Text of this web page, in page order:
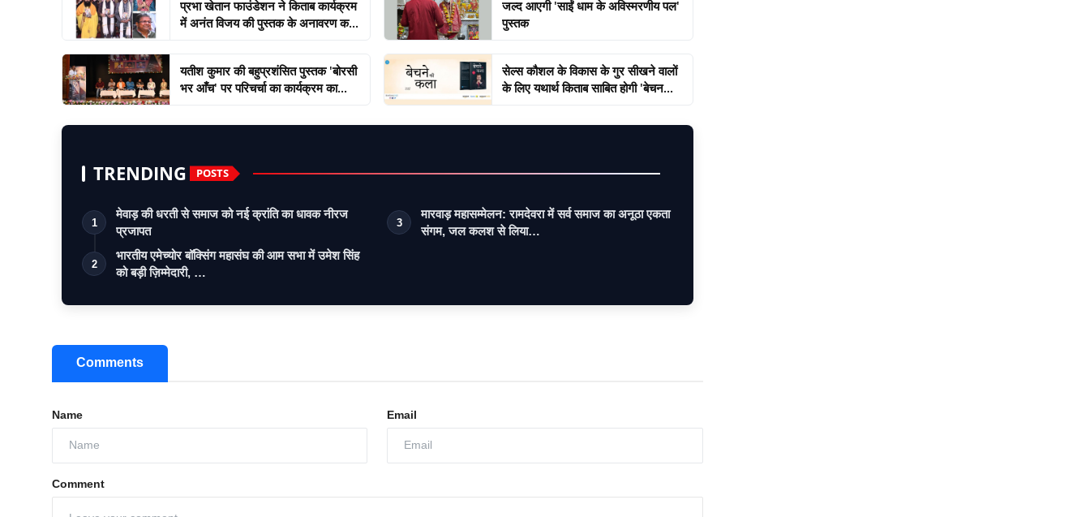
प्रभा खेतान फाउंडेशन ने किताब कार्यक्रम
में अनंत विजय की पुस्तक के अनावरण क...
जल्द आएगी 'साईं धाम के अविस्मरणीय पल'
पुस्तक
यतीश कुमार की बहुप्रशंसित पुस्तक 'बोरसी
भर आँच' पर परिचर्चा का कार्यक्रम का...
सेल्स कौशल के विकास के गुर सीखने वालों
के लिए यथार्थ किताब साबित होगी 'बेचन...
TRENDING POSTS
1
मेवाड़ की धरती से समाज को नई क्रांति का धावक नीरज
प्रजापत
2
भारतीय एमेच्योर बॉक्सिंग महासंघ की आम सभा में उमेश सिंह
को बड़ी ज़िम्मेदारी, …
3
मारवाड़ महासम्मेलन: रामदेवरा में सर्व समाज का अनूठा एकता
संगम, जल कलश से लिया…
Comments
Name Email
Comment